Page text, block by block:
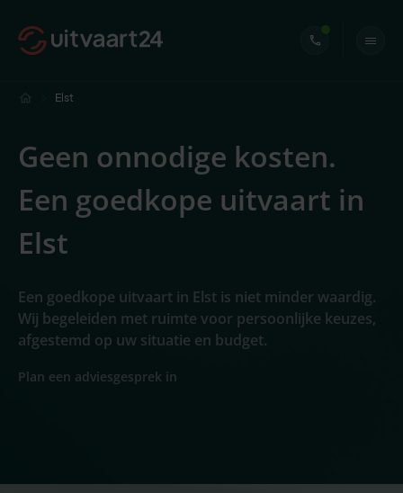
Elst
Geen onnodige kosten.
Een goedkope uitvaart in
Elst
Een goedkope uitvaart in Elst is niet minder waardig.
Wij begeleiden met ruimte voor persoonlijke keuzes,
afgestemd op uw situatie en budget.
Plan een adviesgesprek in